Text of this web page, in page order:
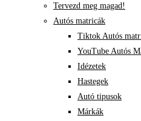
Tervezd meg magad!
Autós matricák
Tiktok Autós
YouTube Autós
Idézetek
Hastegek
Autó tipusok
Márkák